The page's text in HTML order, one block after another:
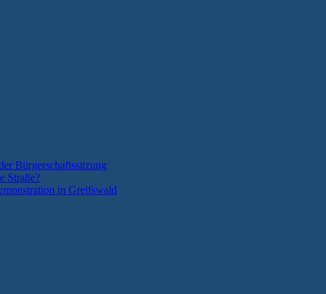
Bürgerschaftssitzung
Straße?
in Greifswald